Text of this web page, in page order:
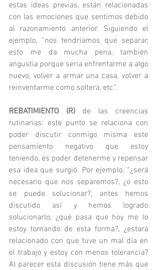
estas ideas previas, están relacionadas
con las emociones que sentimos debido
al razonamiento anterior. Siguiendo el
ejemplo, “nos tendríamos que separar,
esto me da mucha pena, también
angustia porque seria enfrentarme a algo
nuevo, volver a armar una casa, volver a
reinventarme como soltera, etc”.
REBATIMIENTO (R) de las creencias
rutinarias: este punto se relaciona con
poder discutir conmigo misma este
pensamiento negativo que estoy
teniendo, es poder detenerme y repensar
esa idea que surgió. Por ejemplo, “¿será
necesario que nos separemos?, ¿o esto
se puede solucionar?, antes hemos
discutido así y hemos logrado
solucionarlo, ¿qué pasa que hoy me lo
estoy tomando de esta forma?, ¿estará
relacionado con que tuve un mal día en
el trabajo y estoy con menos tolerancia?
Al parecer esta discusión tiene más que